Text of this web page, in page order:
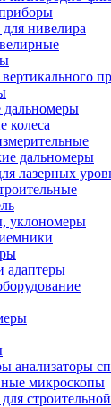
нивелира
дальномеры
колеса
дальномеры
лазерных
уклономеры
адаптеры
анализаторы
микроскопы